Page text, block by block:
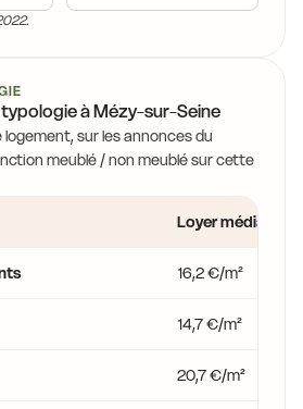
à Mézy-sur-Seine
sur les annonces du
meublé / non meublé sur cette
Loyer médian
16,2 €/m²
14,7 €/m²
20,7 €/m²